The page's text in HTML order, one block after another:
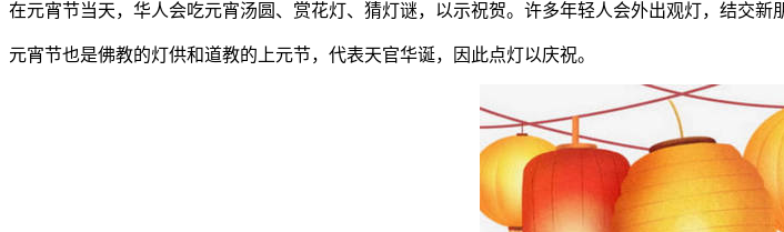
在元宵节当天，华人会吃元宵汤圆、赏花灯、猜灯谜，以示祝贺。许多年轻人会外出观灯，结交新
元宵节也是佛教的灯供和道教的上元节，代表天官华诞，因此点灯以庆祝。